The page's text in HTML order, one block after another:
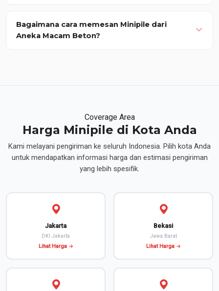
Bagaimana cara memesan Minipile dari
Aneka Macam Beton?
Coverage Area
Harga Minipile di Kota Anda
Kami melayani pengiriman ke seluruh Indonesia. Pilih kota Anda
untuk mendapatkan informasi harga dan estimasi pengiriman
yang lebih spesifik.
Jakarta
DKI Jakarta
Lihat Harga →
Bekasi
Jawa Barat
Lihat Harga →